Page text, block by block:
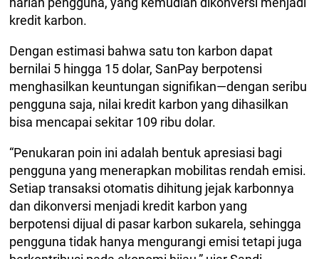
kredit karbon.
Dengan estimasi bahwa satu ton karbon dapat
bernilai 5 hingga 15 dolar, SanPay berpotensi
menghasilkan keuntungan signifikan—dengan seribu
pengguna saja, nilai kredit karbon yang dihasilkan
bisa mencapai sekitar 109 ribu dolar.
“Penukaran poin ini adalah bentuk apresiasi bagi
pengguna yang menerapkan mobilitas rendah emisi.
Setiap transaksi otomatis dihitung jejak karbonnya
dan dikonversi menjadi kredit karbon yang
berpotensi dijual di pasar karbon sukarela, sehingga
pengguna tidak hanya mengurangi emisi tetapi juga